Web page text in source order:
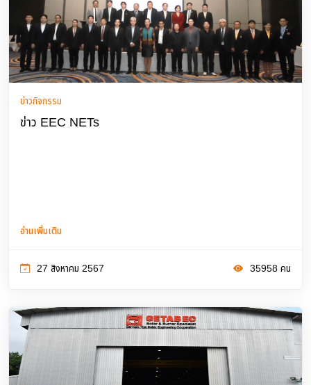
ข่าวกิจกรรม
ข่าว EEC NETs
อ่านเพิ่มเติม
27 สิงหาคม 2567 35958 คน